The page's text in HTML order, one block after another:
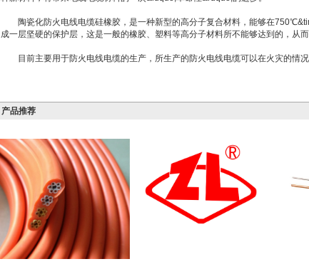
陶瓷化防火电线电缆硅橡胶，是一种新型的高分子复合材料，能够在
成一层坚硬的保护层，这是一般的橡胶、塑料等高分子材料所不能够达到的，从而
目前主要用于防火电线电缆的生产，所生产的防火电线电缆可以在火灾的情况
产品推荐